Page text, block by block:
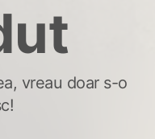
vreau doar s-o